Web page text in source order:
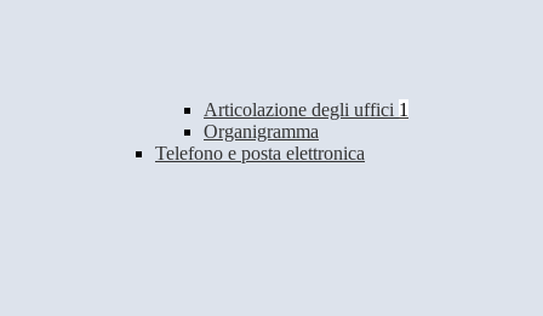
Articolazione degli uffici 1
Organigramma
Telefono e posta elettronica